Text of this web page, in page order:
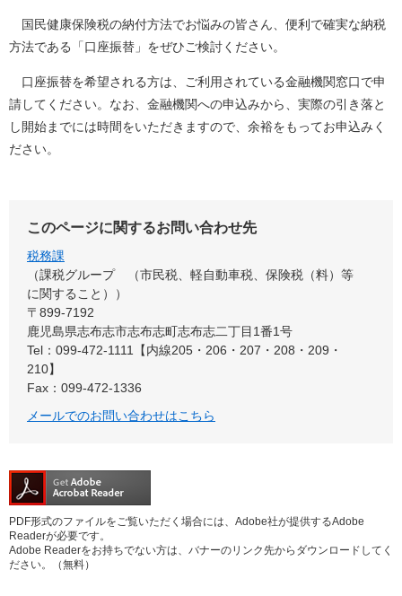
国民健康保険税の納付方法でお悩みの皆さん、便利で確実な納税
方法である「口座振替」をぜひご検討ください。
口座振替を希望される方は、ご利用されている金融機関窓口で申
請してください。なお、金融機関への申込みから、実際の引き落と
し開始までには時間をいただきますので、余裕をもってお申込みく
ださい。
このページに関するお問い合わせ先
税務課
課税グループ （市民税、軽自動車税、保険税（料）等
に関すること）
〒899-7192
鹿児島県志布志市志布志町志布志二丁目1番1号
Tel：099-472-1111【内線205・206・207・208・209・
210】
Fax：099-472-1336
メールでのお問い合わせはこちら
PDF形式のファイルをご覧いただく場合には、Adobe社が提供するAdobe
Readerが必要です。
Adobe Readerをお持ちでない方は、バナーのリンク先からダウンロードしてく
ださい。（無料）